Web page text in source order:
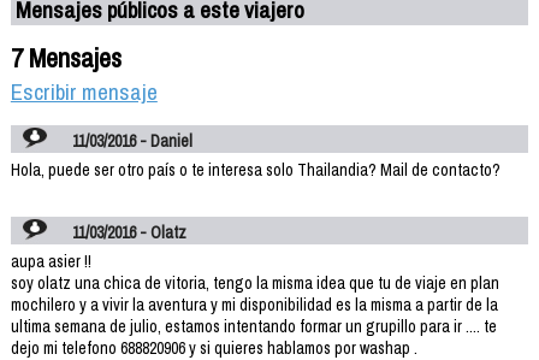
Mensajes públicos a este viajero
7 Mensajes
Escribir mensaje
11/03/2016 - Daniel
Hola, puede ser otro país o te interesa solo Thailandia? Mail de contacto?
11/03/2016 - Olatz
aupa asier !!
soy olatz una chica de vitoria, tengo la misma idea que tu de viaje en plan
mochilero y a vivir la aventura y mi disponibilidad es la misma a partir de la
ultima semana de julio, estamos intentando formar un grupillo para ir .... te
dejo mi telefono 688820906 y si quieres hablamos por washap .